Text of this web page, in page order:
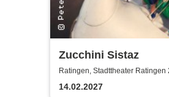
Zucchini Sistaz
Ratingen, Stadttheater Ratingen
14.02.2027